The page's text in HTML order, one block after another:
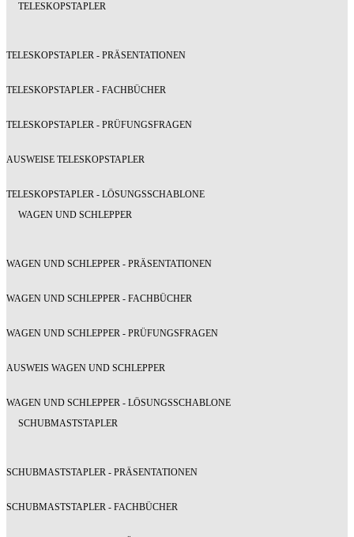
TELESKOPSTAPLER
TELESKOPSTAPLER - PRÄSENTATIONEN
TELESKOPSTAPLER - FACHBÜCHER
TELESKOPSTAPLER - PRÜFUNGSFRAGEN
AUSWEISE TELESKOPSTAPLER
TELESKOPSTAPLER - LÖSUNGSSCHABLONE
WAGEN UND SCHLEPPER
WAGEN UND SCHLEPPER - PRÄSENTATIONEN
WAGEN UND SCHLEPPER - FACHBÜCHER
WAGEN UND SCHLEPPER - PRÜFUNGSFRAGEN
AUSWEIS WAGEN UND SCHLEPPER
WAGEN UND SCHLEPPER - LÖSUNGSSCHABLONE
SCHUBMASTSTAPLER
SCHUBMASTSTAPLER - PRÄSENTATIONEN
SCHUBMASTSTAPLER - FACHBÜCHER